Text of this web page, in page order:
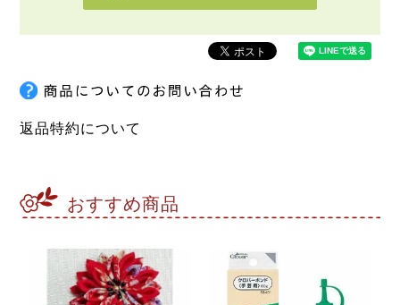
返品特約について
おすすめ商品